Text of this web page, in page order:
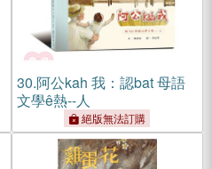
30.阿公kah 我：認bat 母語
文學ê熱--人
絕版無法訂購